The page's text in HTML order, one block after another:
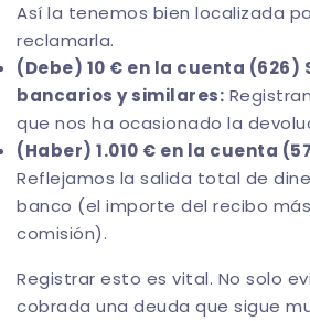
Así la tenemos bien localizada
reclamarla.
(Debe) 10 € en la cuenta (626)
bancarios y similares:
que nos ha ocasionado la
(Haber) 1.010 € en la cuenta
Reflejamos la salida total de
banco (el importe del recibo
comisión).
Registrar esto es vital. No solo
cobrada una deuda que sigue